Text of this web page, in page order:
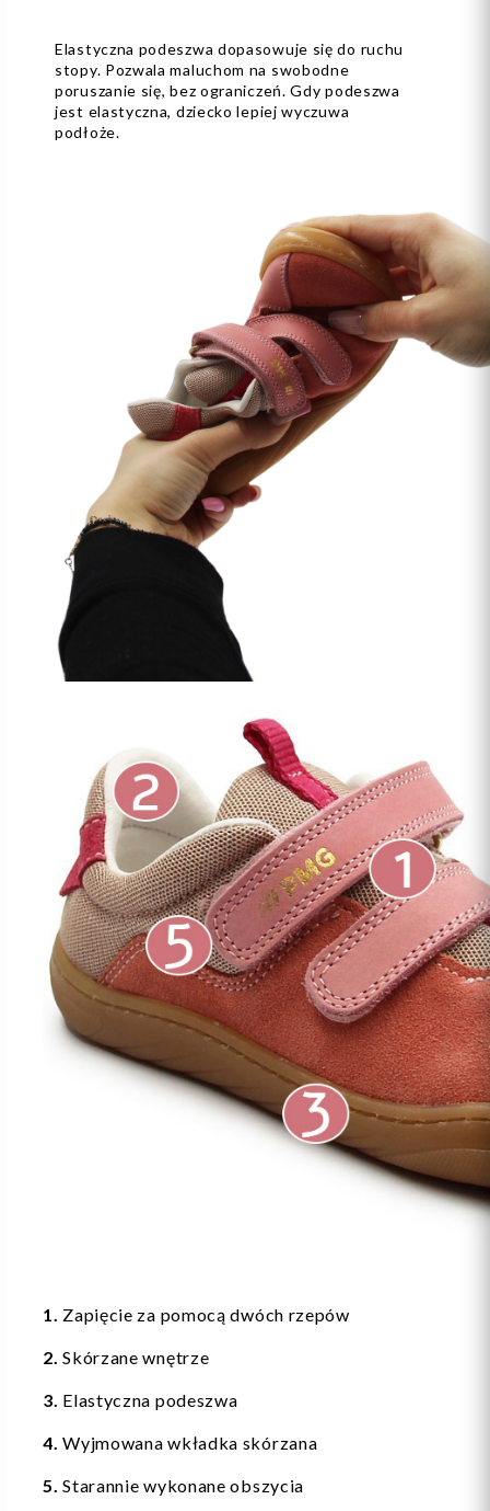
Elastyczna podeszwa dopasowuje się do ruchu
stopy. Pozwala maluchom na swobodne
poruszanie się, bez ograniczeń. Gdy podeszwa
jest elastyczna, dziecko lepiej wyczuwa
podłoże.
1. Zapięcie za pomocą dwóch rzepów
2.Skórzane wnętrze
3. Elastyczna podeszwa
4. Wyjmowana wkładka skórzana
5.Starannie wykonane obszycia